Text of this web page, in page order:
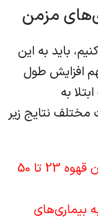
مزمن
باید به این
افزایش طول
به
نتایج زیر
خطر ابتلا به دیابت نوع 2 در مصرف‌کنندگان قهوه 23 تا 50
بیماری‌های